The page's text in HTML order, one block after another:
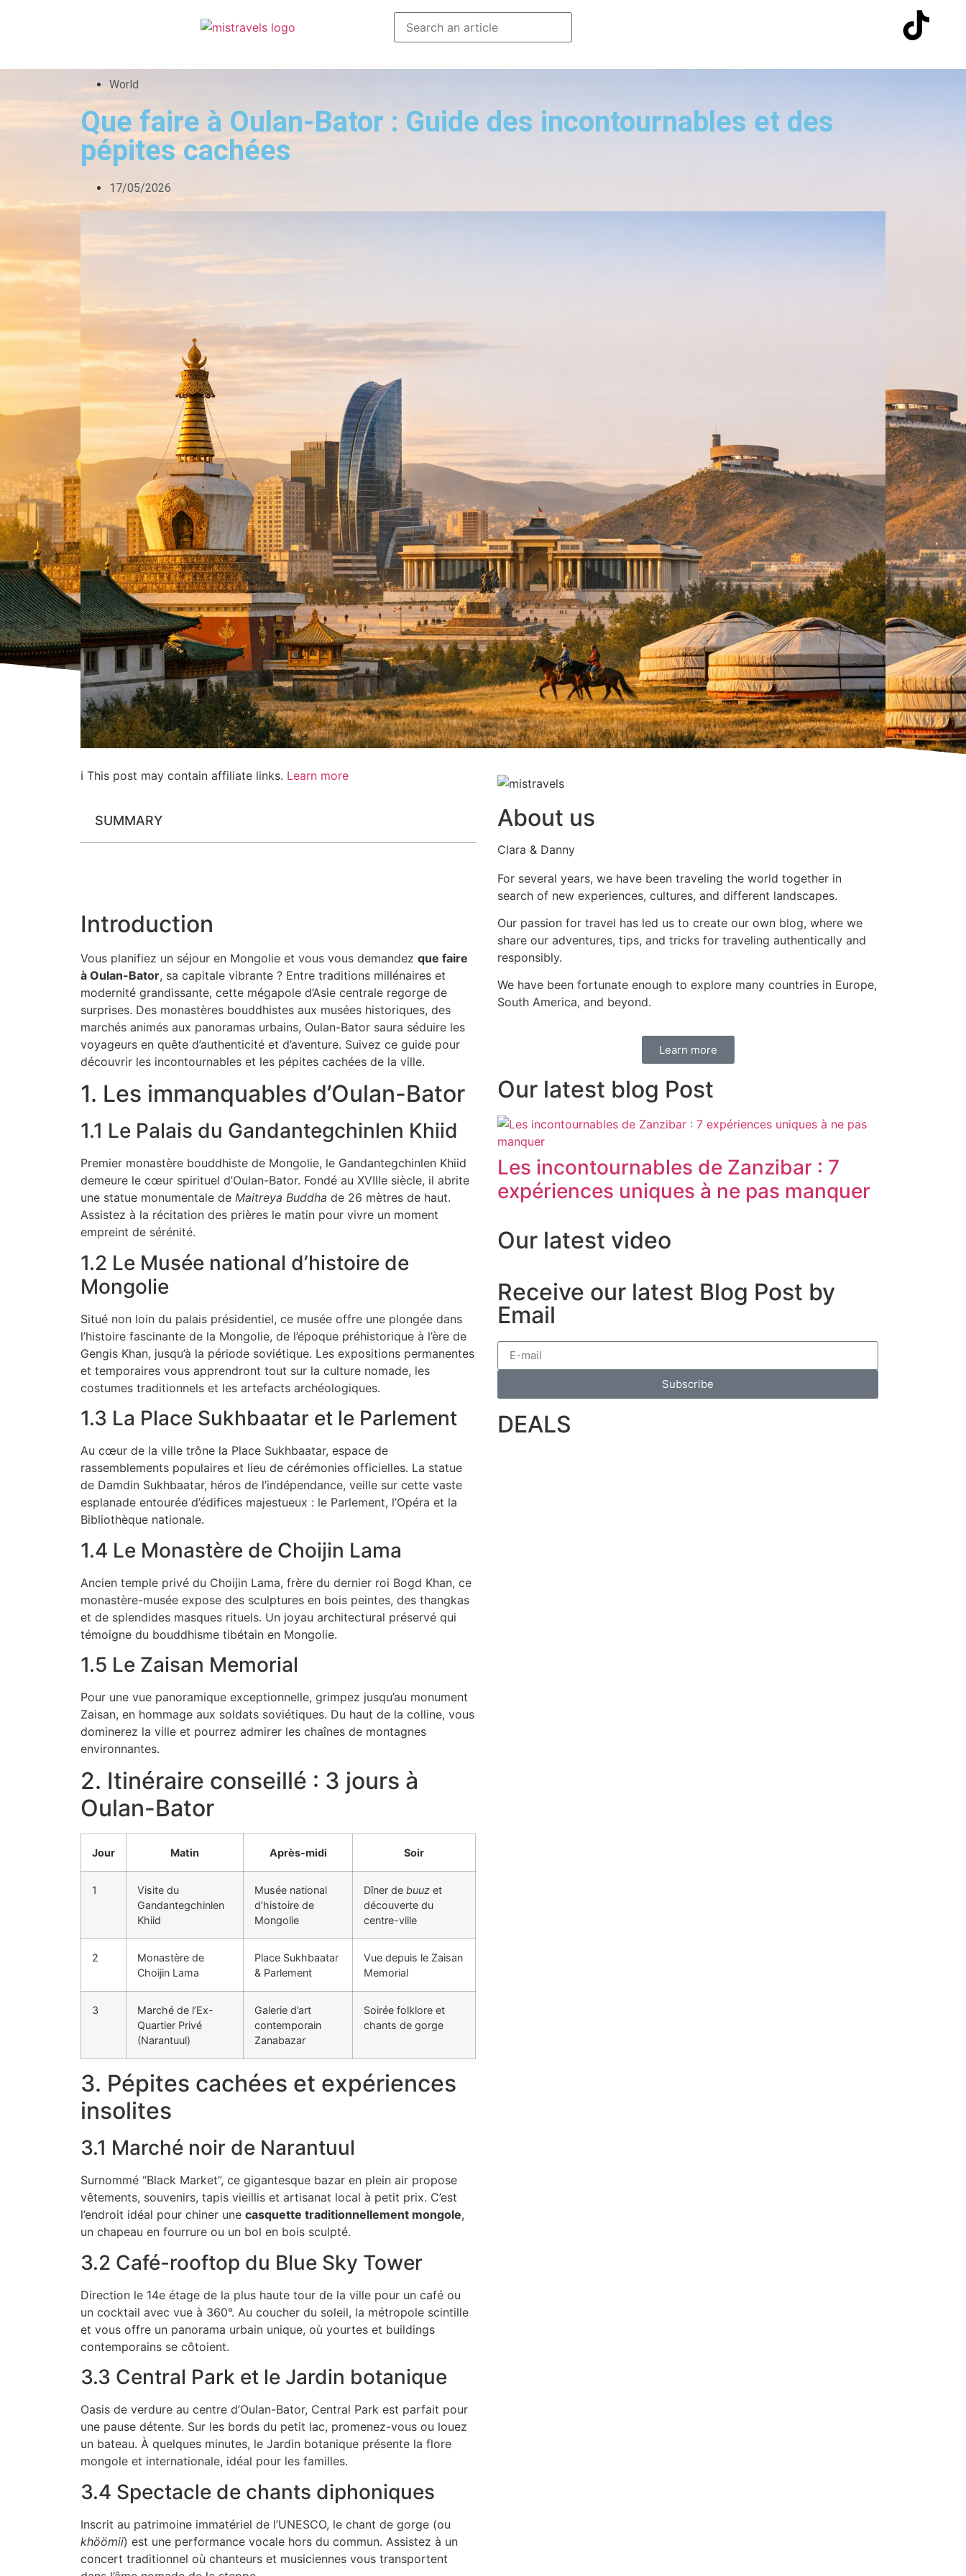
World
Que faire à Oulan-Bator : Guide des incontournables et des
pépites cachées
17/05/2026
ℹ This post may contain affiliate links. Learn more
SUMMARY
Introduction
Vous planifiez un séjour en Mongolie et vous vous demandez que faire
à Oulan-Bator, sa capitale vibrante ? Entre traditions millénaires et
modernité grandissante, cette mégapole d’Asie centrale regorge de
surprises. Des monastères bouddhistes aux musées historiques, des
marchés animés aux panoramas urbains, Oulan-Bator saura séduire les
voyageurs en quête d’authenticité et d’aventure. Suivez ce guide pour
découvrir les incontournables et les pépites cachées de la ville.
1. Les immanquables d’Oulan-Bator
1.1 Le Palais du Gandantegchinlen Khiid
Premier monastère bouddhiste de Mongolie, le Gandantegchinlen Khiid
demeure le cœur spirituel d’Oulan-Bator. Fondé au XVIIIe siècle, il abrite
une statue monumentale de Maitreya Buddha de 26 mètres de haut.
Assistez à la récitation des prières le matin pour vivre un moment
empreint de sérénité.
1.2 Le Musée national d’histoire de
Mongolie
Situé non loin du palais présidentiel, ce musée offre une plongée dans
l’histoire fascinante de la Mongolie, de l’époque préhistorique à l’ère de
Gengis Khan, jusqu’à la période soviétique. Les expositions permanentes
et temporaires vous apprendront tout sur la culture nomade, les
costumes traditionnels et les artefacts archéologiques.
1.3 La Place Sukhbaatar et le Parlement
Au cœur de la ville trône la Place Sukhbaatar, espace de
rassemblements populaires et lieu de cérémonies officielles. La statue
de Damdin Sukhbaatar, héros de l’indépendance, veille sur cette vaste
esplanade entourée d’édifices majestueux : le Parlement, l’Opéra et la
Bibliothèque nationale.
1.4 Le Monastère de Choijin Lama
Ancien temple privé du Choijin Lama, frère du dernier roi Bogd Khan, ce
monastère-musée expose des sculptures en bois peintes, des thangkas
et de splendides masques rituels. Un joyau architectural préservé qui
témoigne du bouddhisme tibétain en Mongolie.
1.5 Le Zaisan Memorial
Pour une vue panoramique exceptionnelle, grimpez jusqu’au monument
Zaisan, en hommage aux soldats soviétiques. Du haut de la colline, vous
dominerez la ville et pourrez admirer les chaînes de montagnes
environnantes.
2. Itinéraire conseillé : 3 jours à
Oulan-Bator
Jour Matin Après-midi Soir
1
Visite du
Gandantegchinlen
Khiid
Musée national
d’histoire de
Mongolie
Dîner de buuz et
découverte du
centre-ville
2
Monastère de
Choijin Lama
Place Sukhbaatar
& Parlement
Vue depuis le Zaisan
Memorial
3
Marché de l’Ex-
Quartier Privé
(Narantuul)
Galerie d’art
contemporain
Zanabazar
Soirée folklore et
chants de gorge
3. Pépites cachées et expériences
insolites
3.1 Marché noir de Narantuul
Surnommé “Black Market”, ce gigantesque bazar en plein air propose
vêtements, souvenirs, tapis vieillis et artisanat local à petit prix. C’est
l’endroit idéal pour chiner une casquette traditionnellement mongole,
un chapeau en fourrure ou un bol en bois sculpté.
3.2 Café-rooftop du Blue Sky Tower
Direction le 14e étage de la plus haute tour de la ville pour un café ou
un cocktail avec vue à 360°. Au coucher du soleil, la métropole scintille
et vous offre un panorama urbain unique, où yourtes et buildings
contemporains se côtoient.
3.3 Central Park et le Jardin botanique
Oasis de verdure au centre d’Oulan-Bator, Central Park est parfait pour
une pause détente. Sur les bords du petit lac, promenez-vous ou louez
un bateau. À quelques minutes, le Jardin botanique présente la flore
mongole et internationale, idéal pour les familles.
3.4 Spectacle de chants diphoniques
Inscrit au patrimoine immatériel de l’UNESCO, le chant de gorge (ou
khöömii) est une performance vocale hors du commun. Assistez à un
concert traditionnel où chanteurs et musiciennes vous transportent
About us
Clara & Danny
For several years, we have been traveling the world together in
search of new experiences, cultures, and different landscapes.
Our passion for travel has led us to create our own blog, where we
share our adventures, tips, and tricks for traveling authentically and
responsibly.
We have been fortunate enough to explore many countries in Europe,
South America, and beyond.
Learn more
Our latest blog Post
Les incontournables de Zanzibar : 7
expériences uniques à ne pas manquer
Our latest video
Receive our latest Blog Post by
Email
Subscribe
DEALS